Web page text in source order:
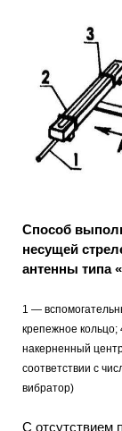
Способ
несущей
антенны типа
1 —
крепежное
накерненный
соответствии с
вибратор)
С отсутствием